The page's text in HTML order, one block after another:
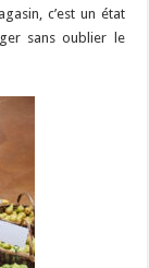
c’est un état
sans oublier le